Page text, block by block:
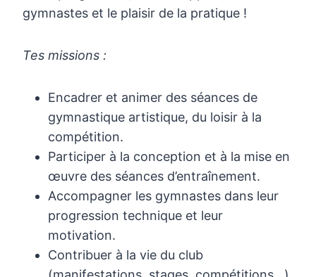
gymnastes et le plaisir de la pratique !
Tes missions :
Encadrer et animer des séances de
gymnastique artistique, du loisir à la
compétition.
Participer à la conception et à la mise en
œuvre des séances d’entraînement.
Accompagner les gymnastes dans leur
progression technique et leur
motivation.
Contribuer à la vie du club